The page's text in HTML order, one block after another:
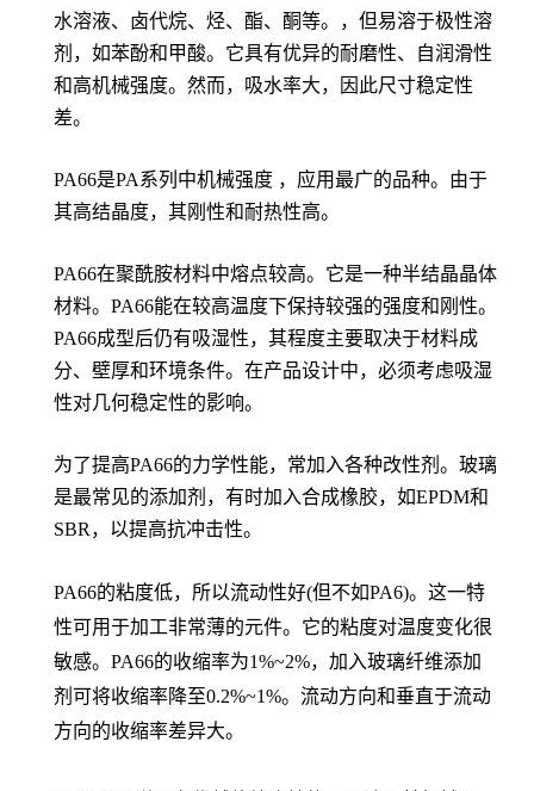
水溶液、卤代烷、烃、酯、酮等。，但易溶于极性溶
剂，如苯酚和甲酸。它具有优异的耐磨性、自润滑性
和高机械强度。然而，吸水率大，因此尺寸稳定性
差。
PA66是PA系列中机械强度 ，应用最广的品种。由于
其高结晶度，其刚性和耐热性高。
PA66在聚酰胺材料中熔点较高。它是一种半结晶晶体
材料。PA66能在较高温度下保持较强的强度和刚性。
PA66成型后仍有吸湿性，其程度主要取决于材料成
分、壁厚和环境条件。在产品设计中，必须考虑吸湿
性对几何稳定性的影响。
为了提高PA66的力学性能，常加入各种改性剂。玻璃
是最常见的添加剂，有时加入合成橡胶，如EPDM和
SBR，以提高抗冲击性。
PA66的粘度低，所以流动性好(但不如PA6)。这一特
性可用于加工非常薄的元件。它的粘度对温度变化很
敏感。PA66的收缩率为1%~2%，加入玻璃纤维添加
剂可将收缩率降至0.2%~1%。流动方向和垂直于流动
方向的收缩率差异大。